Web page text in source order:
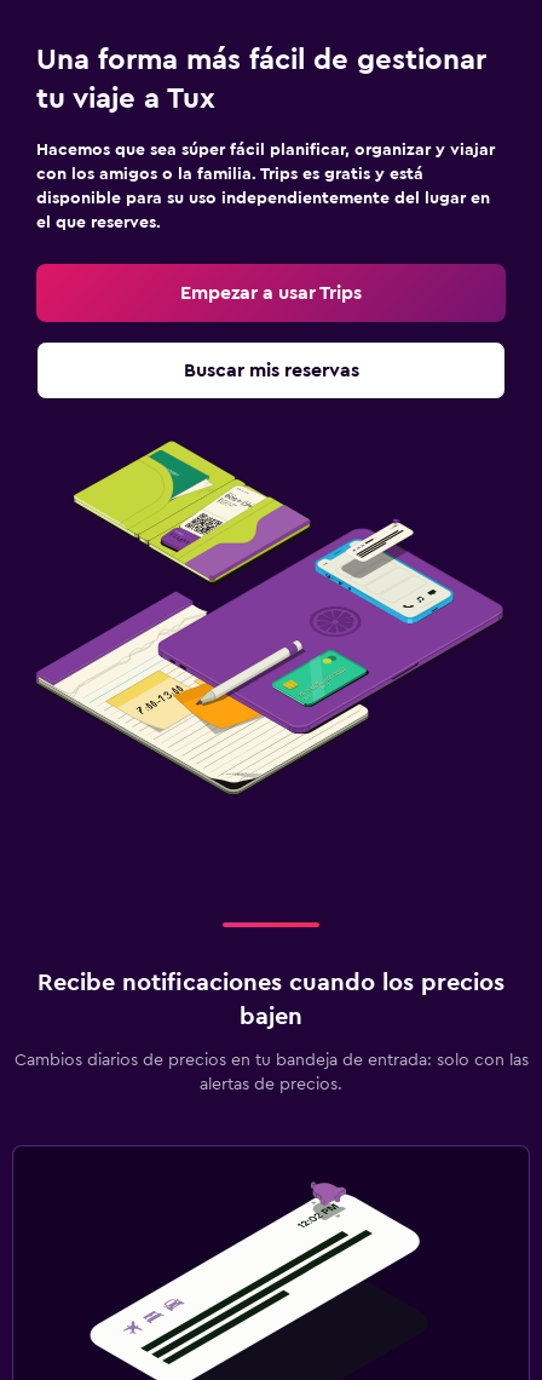
Una forma más fácil de gestionar
tu viaje a Tux
Hacemos que sea súper fácil planificar, organizar y viajar
con los amigos o la familia. Trips es gratis y está
disponible para su uso independientemente del lugar en
el que reserves.
Empezar a usar Trips
Buscar mis reservas
Recibe notificaciones cuando los precios
bajen
Cambios diarios de precios en tu bandeja de entrada: solo con las
alertas de precios.